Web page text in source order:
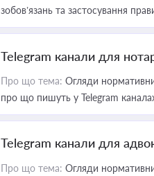
зобов’язань та застосування
Telegram канали для
Про що тема: Огляди
про що пишуть у Telegram
Telegram канали для
Про що тема: Огляди